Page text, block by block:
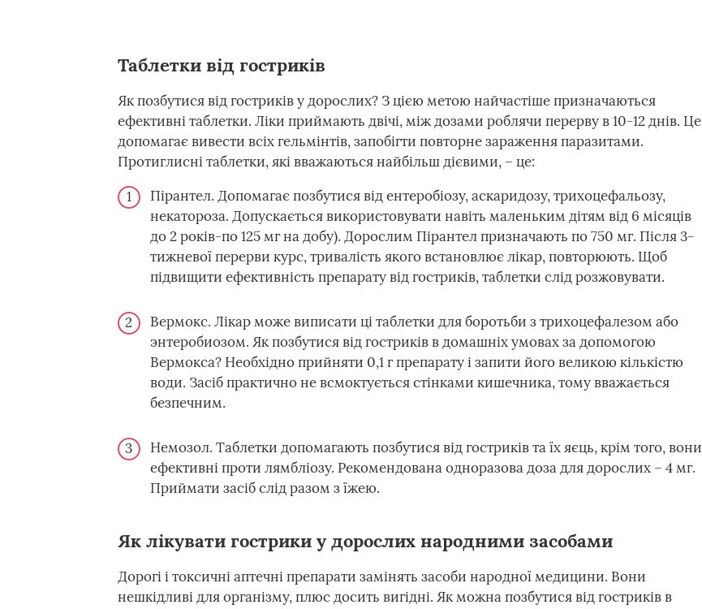
Таблетки від гостриків
Як позбутися від гостриків у дорослих? З цією метою найчастіше призначаються
ефективні таблетки. Ліки приймають двічі, між дозами роблячи перерву в 10-12 днів. Це
допомагає вивести всіх гельмінтів, запобігти повторне зараження паразитами.
Протиглисні таблетки, які вважаються найбільш дієвими, – це:
Пірантел. Допомагає позбутися від ентеробіозу, аскаридозу, трихоцефальозу,
некатороза. Допускається використовувати навіть маленьким дітям від 6 місяців
до 2 років-по 125 мг на добу). Дорослим Пірантел призначають по 750 мг. Після 3-
тижневої перерви курс, тривалість якого встановлює лікар, повторюють. Щоб
підвищити ефективність препарату від гостриків, таблетки слід розжовувати.
Вермокс. Лікар може виписати ці таблетки для боротьби з трихоцефалезом або
энтеробиозом. Як позбутися від гостриків в домашніх умовах за допомогою
Вермокса? Необхідно прийняти 0,1 г препарату і запити його великою кількістю
води. Засіб практично не всмоктується стінками кишечника, тому вважається
безпечним.
Немозол. Таблетки допомагають позбутися від гостриків та їх яєць, крім того, вони
ефективні проти лямбліозу. Рекомендована одноразова доза для дорослих – 4 мг.
Приймати засіб слід разом з їжею.
Як лікувати гострики у дорослих народними засобами
Дорогі і токсичні аптечні препарати замінять засоби народної медицини. Вони
нешкідливі для організму, плюс досить вигідні. Як можна позбутися від гостриків в